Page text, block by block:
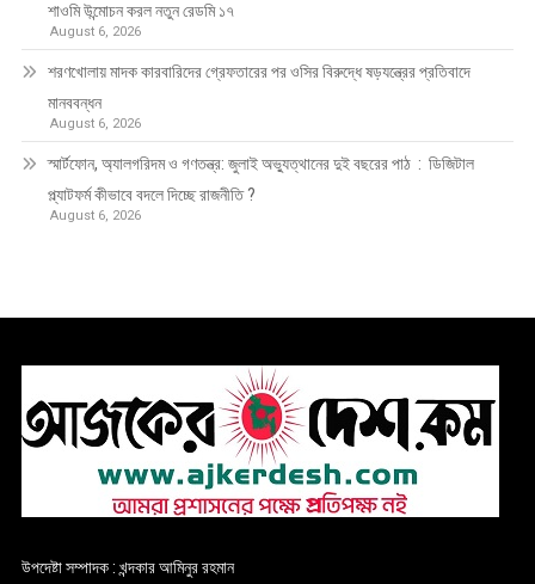
শাওমি উন্মোচন করল নতুন রেডমি ১৭
August 6, 2026
শরণখোলায় মাদক কারবারিদের গ্রেফতারের পর ওসির বিরুদ্ধে ষড়যন্ত্রের প্রতিবাদে
মানববন্ধন
August 6, 2026
স্মার্টফোন, অ্যালগরিদম ও গণতন্ত্র: জুলাই অভ্যুত্থানের দুই বছরের পাঠ : ডিজিটাল
প্ল্যাটফর্ম কীভাবে বদলে দিচ্ছে রাজনীতি ?
August 6, 2026
উপদেষ্টা সম্পাদক : খন্দকার আমিনুর রহমান